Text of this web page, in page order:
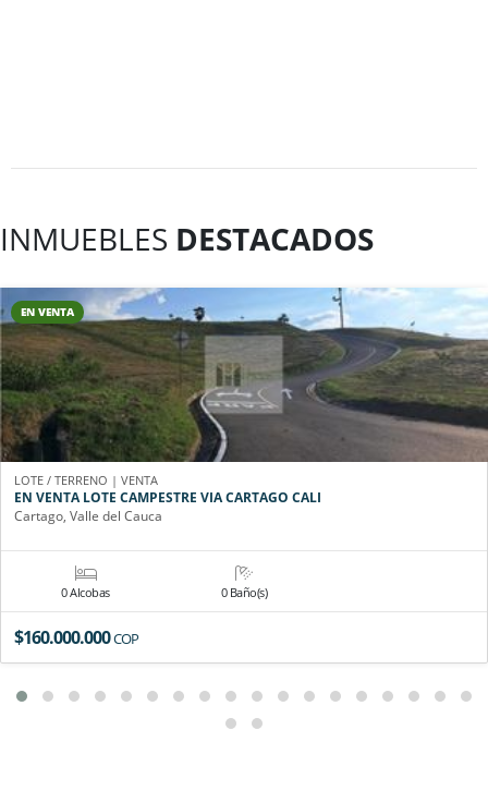
INMUEBLES DESTACADOS
EN VENTA
LOTE / TERRENO | VENTA
EN VENTA LOTE CAMPESTRE VIA CARTAGO CALI
Cartago, Valle del Cauca
0 Alcobas 0 Baño(s)
$160.000.000COP